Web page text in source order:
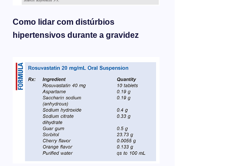
Como lidar com distúrbios
hipertensivos durante a gravidez